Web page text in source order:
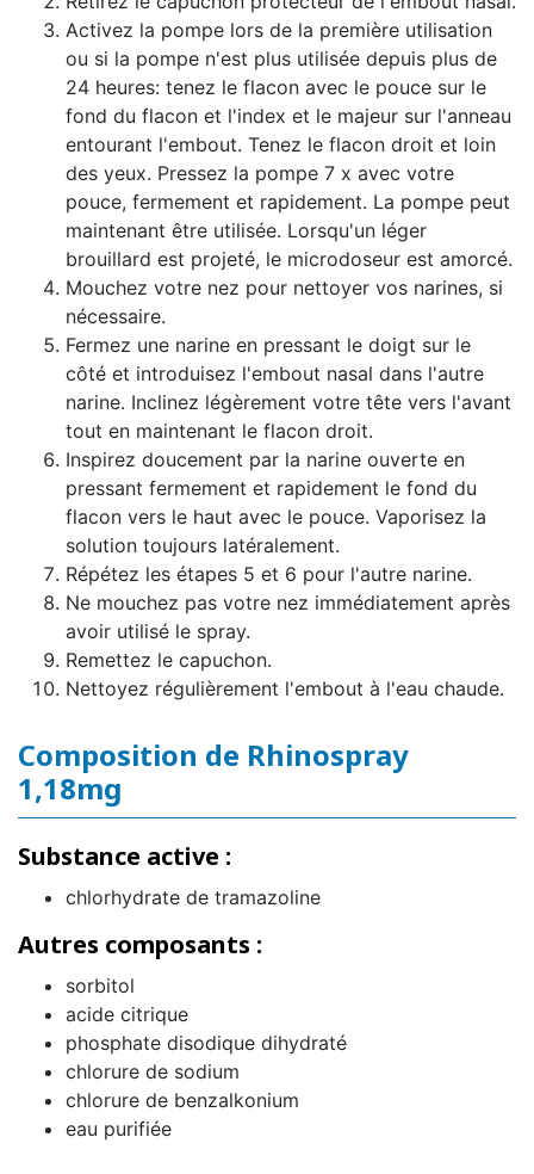
Activez la pompe lors de la première utilisation
ou si la pompe n'est plus utilisée depuis plus de
24 heures: tenez le flacon avec le pouce sur le
fond du flacon et l'index et le majeur sur l'anneau
entourant l'embout. Tenez le flacon droit et loin
des yeux. Pressez la pompe 7 x avec votre
pouce, fermement et rapidement. La pompe peut
maintenant être utilisée. Lorsqu'un léger
brouillard est projeté, le microdoseur est amorcé.
Mouchez votre nez pour nettoyer vos narines, si
nécessaire.
Fermez une narine en pressant le doigt sur le
côté et introduisez l'embout nasal dans l'autre
narine. Inclinez légèrement votre tête vers l'avant
tout en maintenant le flacon droit.
Inspirez doucement par la narine ouverte en
pressant fermement et rapidement le fond du
flacon vers le haut avec le pouce. Vaporisez la
solution toujours latéralement.
Répétez les étapes 5 et 6 pour l'autre narine.
Ne mouchez pas votre nez immédiatement après
avoir utilisé le spray.
Remettez le capuchon.
Nettoyez régulièrement l'embout à l'eau chaude.
Composition de Rhinospray
1,18mg
Substance active :
chlorhydrate de tramazoline
Autres composants :
sorbitol
acide citrique
phosphate disodique dihydraté
chlorure de sodium
chlorure de benzalkonium
eau purifiée